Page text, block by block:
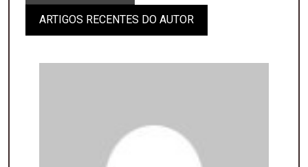
ARTIGOS RECENTES DO AUTOR